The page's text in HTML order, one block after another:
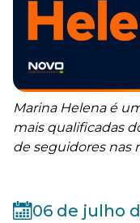
Marina Helena é
mais qualificadas
de seguidores nas
06 de julho